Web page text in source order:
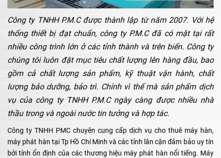
Công ty TNHH P.M.C được thành lập từ năm 2007. Với hệ
thống thiết bị đạt chuẩn, công ty P.M.C đã có mặt tại rất
nhiều công trình lớn ở các tỉnh thành và trên biển. Công ty
chúng tôi luôn đặt mục tiêu chất lượng lên hàng đầu, bao
gồm cả chất lượng sản phẩm, kỹ thuật vận hành, chất
lượng bảo dưỡng, bảo trì. Chính vì thế mà sản phẩm dịch
vụ của công ty TNHH P.M.C ngày càng được nhiều nhà
thầu trong và ngoài nước tin tưởng và hợp tác.
Công ty TNHH PMC chuyên cung cấp dịch vụ cho thuê máy hàn,
máy phát hàn tại Tp Hồ Chí Minh và các tỉnh lân cận đảm bảo uy tín
bởi tính ổn định của các thương hiệu máy phát hàn nổi tiếng. Máy